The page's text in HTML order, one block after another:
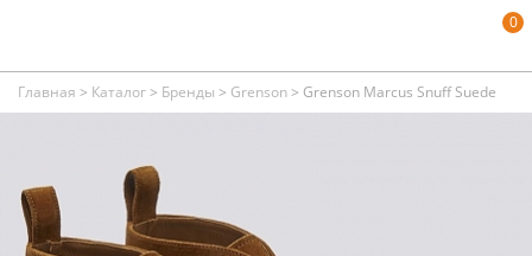
0
Главная > Каталог> Бренды > Grenson> Grenson Marcus Snuff Suede